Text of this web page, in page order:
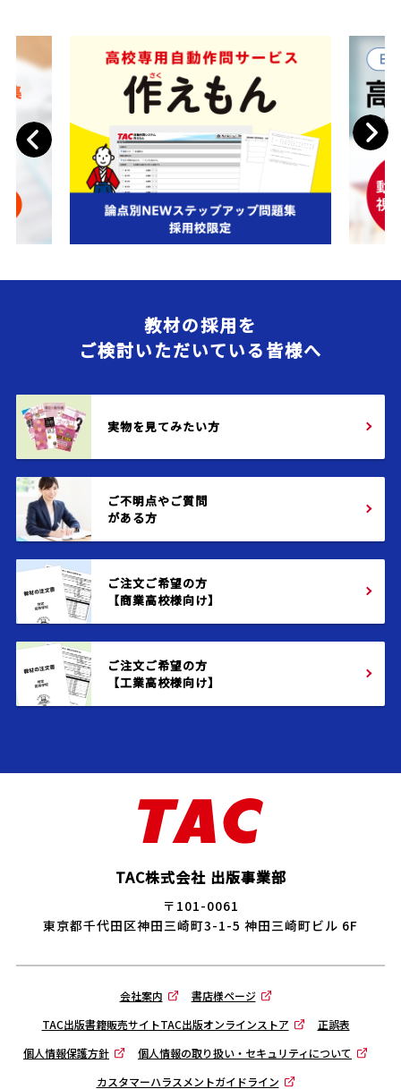
Previous
Next
教材の採用を
ご検討いただいている皆様へ
実物を見てみたい方
ご不明点やご質問
がある方
ご注文ご希望の方
【商業高校様向け】
ご注文ご希望の方
【工業高校様向け】
TAC株式会社 出版事業部
〒101-0061
東京都千代田区神田三崎町3-1-5 神田三崎町ビル 6F
会社案内
書店様ページ
TAC出版書籍販売サイトTAC出版オンラインストア
正誤表
個人情報保護方針
個人情報の取り扱い・セキュリティについて
カスタマーハラスメントガイドライン